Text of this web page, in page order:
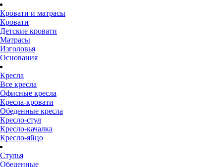
Кровати и матрасы
Кровати
Детские кровати
Матрасы
Изголовья
Основания
Кресла
Все кресла
Офисные кресла
Кресла-кровати
Обеденные кресла
Кресло-стул
Кресло-качалка
Кресло-яйцо
Стулья
Обеденные